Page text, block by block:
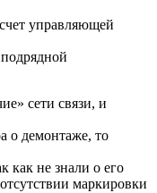
управляющей
сети связи, и
о демонтаже, то
как не знали о его
маркировки